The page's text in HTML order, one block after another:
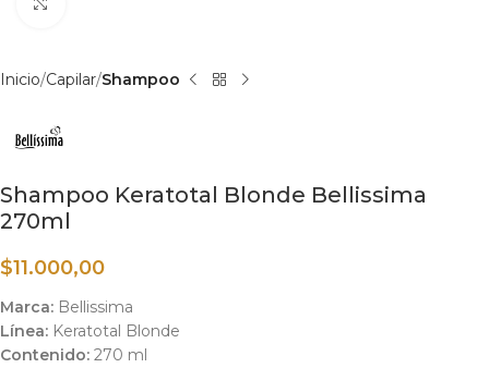
Inicio Capilar Shampoo
Shampoo Keratotal Blonde Bellissima
270ml
$11.000,00
Marca: Bellissima
Línea: Keratotal Blonde
Contenido: 270 ml